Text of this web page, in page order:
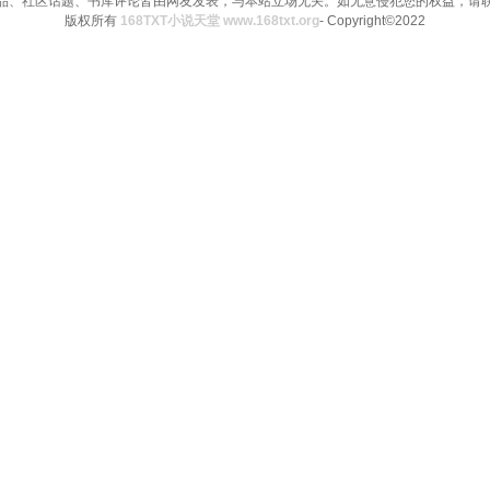
版权所有 168TXT小说天堂 www.168txt.org- Copyright©2022